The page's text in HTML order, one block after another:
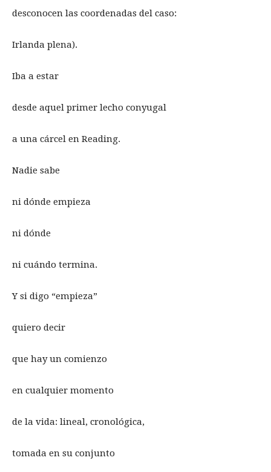
desconocen las coordenadas del caso:
Irlanda plena).
Iba a estar
desde aquel primer lecho conyugal
a una cárcel en Reading.
Nadie sabe
ni dónde empieza
ni dónde
ni cuándo termina.
Y si digo “empieza”
quiero decir
que hay un comienzo
en cualquier momento
de la vida: lineal, cronológica,
tomada en su conjunto